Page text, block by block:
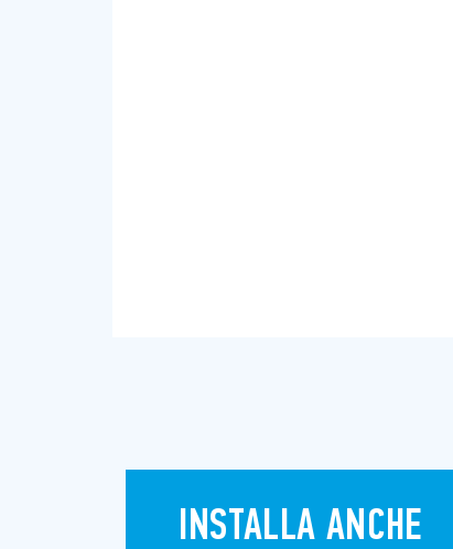
INSTALLA ANCHE